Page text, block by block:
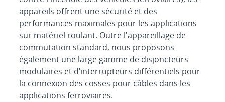
appareils offrent une sécurité et des
performances maximales pour les applications
sur matériel roulant. Outre l'appareillage de
commutation standard, nous proposons
également une large gamme de disjoncteurs
modulaires et d’interrupteurs différentiels pour
la connexion des cosses pour câbles dans les
applications ferroviaires.